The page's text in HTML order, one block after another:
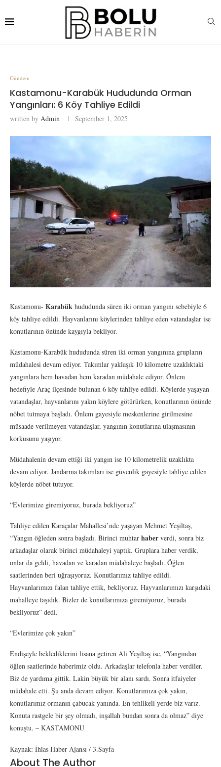
Gündem
Kastamonu-Karabük Hududunda Orman
Yangınları: 6 Köy Tahliye Edildi
written by Admin September 1, 2025
Kastamonu- Karabük hududunda süren iki orman yangını sebebiyle 6
köy tahliye edildi. Hayvanlarını köylerinden tahliye eden vatandaşlar ise
konutlarının önünde kaygıyla bekliyor.
Kastamonu-Karabük hududunda süren iki orman yangınına grupların
müdahalesi devam ediyor. Takımlar yaklaşık 10 kilometre uzaklıktaki
yangınlara hem havadan hem karadan müdahale ediyor. Önlem
hedefiyle Araç ilçesinde bulunan 6 köy tahliye edildi. Köylerde yaşayan
vatandaşlar, hayvanlarını yakın köylere götürürken, konutlarının önünde
nöbet tutmaya başladı. Önlem gayesiyle meskenlerine girilmesine
müsaade verilmeyen vatandaşlar, yangının konutlarına ulaşmasının
korkusunu yaşıyor.
Müdahalenin devam ettiği iki yangın ise 10 kilometrelik uzaklıkta
devam ediyor. Jandarma takımları ise güvenlik gayesiyle tahliye edilen
köylerde nöbet tutuyor.
“Evlerimize giremiyoruz, burada bekliyoruz”
Tahliye edilen Karaçalar Mahallesi’nde yaşayan Mehmet Yeşiltaş,
“Yangın öğleden sonra başladı. Birinci muhtar haber verdi, sonra biz
arkadaşlar olarak birinci müdahaleyi yaptık. Gruplara haber verdik,
onlar da geldi, havadan ve karadan müdahaleye başladı. Öğlen
saatlerinden beri uğraşıyoruz. Konutlarımız tahliye edildi.
Hayvanlarımızı falan tahliye ettik, bekliyoruz. Hayvanlarımızı karşıdaki
mahalleye taşıdık. Bizler de konutlarımıza giremiyoruz, burada
bekliyoruz” dedi.
“Evlerimize çok yakın”
Endişeyle beklediklerini lisana getiren Ali Yeşiltaş ise, “Yangından
öğlen saatlerinde haberimiz oldu. Arkadaşlar telefonla haber verdiler.
Biz de yardıma gittik. Lakin büyük bir alanı sardı. Sonra itfaiyeler
müdahale etti. Şu anda devam ediyor. Konutlarımıza çok yakın,
konutlarımız ormanın çabucak yanında. En tehlikeli yerde biz varız.
Konuta rastgele bir şey olmadı, inşallah bundan sonra da olmaz” diye
konuştu. – KASTAMONU
Kaynak: İhlas Haber Ajansı / 3.Sayfa
About The Author